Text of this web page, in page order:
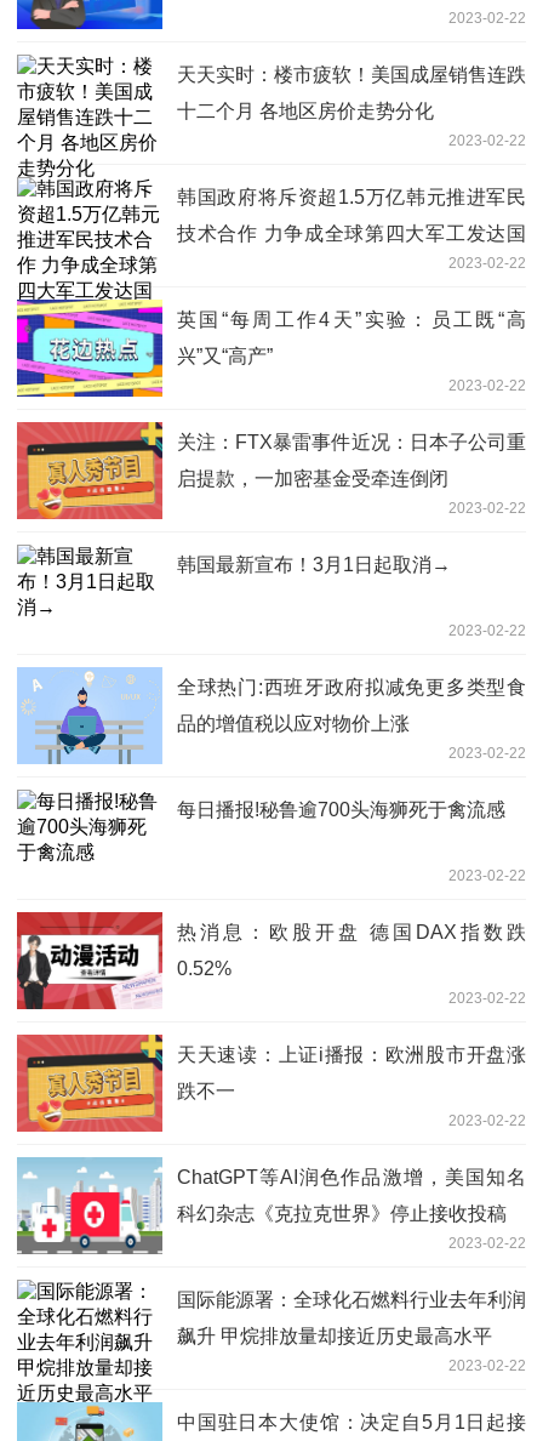
2023-02-22
天天实时：楼市疲软！美国成屋销售连跌
十二个月 各地区房价走势分化
2023-02-22
韩国政府将斥资超1.5万亿韩元推进军民
技术合作 力争成全球第四大军工发达国
2023-02-22
英国“每周工作4天”实验：员工既“高
兴”又“高产”
2023-02-22
关注：FTX暴雷事件近况：日本子公司重
启提款，一加密基金受牵连倒闭
2023-02-22
韩国最新宣布！3月1日起取消→
2023-02-22
全球热门:西班牙政府拟减免更多类型食
品的增值税以应对物价上涨
2023-02-22
每日播报!秘鲁逾700头海狮死于禽流感
2023-02-22
热消息：欧股开盘 德国DAX指数跌
0.52%
2023-02-22
天天速读：上证i播报：欧洲股市开盘涨
跌不一
2023-02-22
ChatGPT等AI润色作品激增，美国知名
科幻杂志《克拉克世界》停止接收投稿
2023-02-22
国际能源署：全球化石燃料行业去年利润
飙升 甲烷排放量却接近历史最高水平
2023-02-22
中国驻日本大使馆：决定自5月1日起接